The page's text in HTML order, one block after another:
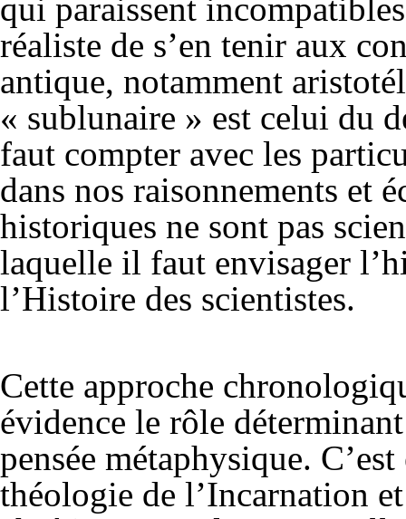
qui paraissent
réaliste de s’en tenir aux
antique, notamment
« sublunaire » est celui du
faut compter avec les
dans nos raisonnements et
historiques ne sont pas
laquelle il faut envisager
l’Histoire des scientistes.
Cette approche
évidence le rôle
pensée métaphysique.
théologie de l’Incarnation